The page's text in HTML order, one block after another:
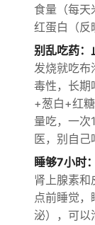
食量（每
红蛋白（反
别乱吃药：
发烧就吃布
毒性，长期
+葱白+红
量吃，一次
医，别自己
睡够7小时
肾上腺素和
点前睡觉
泌），可